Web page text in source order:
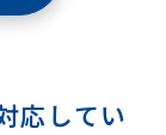
応してい